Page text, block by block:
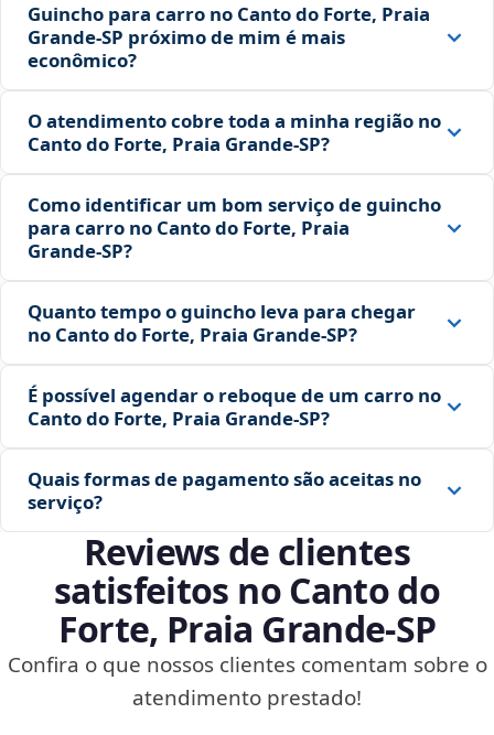
Guincho para carro no Canto do Forte, Praia
Grande‑SP próximo de mim é mais
econômico?
O atendimento cobre toda a minha região no
Canto do Forte, Praia Grande‑SP?
Como identificar um bom serviço de guincho
para carro no Canto do Forte, Praia
Grande‑SP?
Quanto tempo o guincho leva para chegar
no Canto do Forte, Praia Grande‑SP?
É possível agendar o reboque de um carro no
Canto do Forte, Praia Grande‑SP?
Quais formas de pagamento são aceitas no
serviço?
Reviews de clientes
satisfeitos no Canto do
Forte, Praia Grande‑SP
Confira o que nossos clientes comentam sobre o
atendimento prestado!